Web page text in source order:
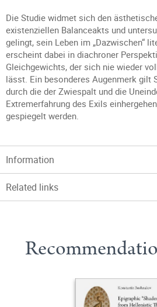
Die Studie widmet sich den
existenziellen Balanceakts und
gelingt, sein Leben im „Dazwischen“
erscheint dabei in diachroner
Gleichgewichts, der sich nie wieder
lässt. Ein besonderes Augenmerk gilt
durch die der Zwiespalt und die
Extremerfahrung des Exils
gespiegelt werden.
Information
Related links